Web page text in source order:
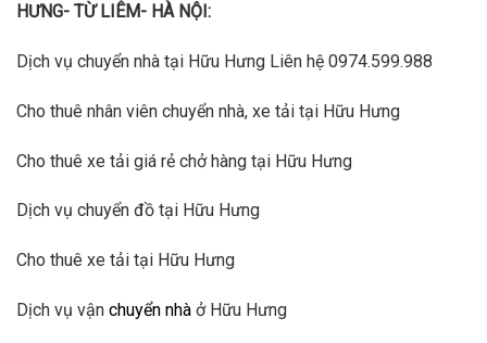
HƯNG- TỪ LIÊM- HÀ NỘI:
Dịch vụ chuyển nhà tại Hữu Hưng Liên hệ 0974.599.988
Cho thuê nhân viên chuyển nhà, xe tải tại Hữu Hưng
Cho thuê xe tải giá rẻ chở hàng tại Hữu Hưng
Dịch vụ chuyển đồ tại Hữu Hưng
Cho thuê xe tải tại Hữu Hưng
Dịch vụ vận chuyển nhà ở Hữu Hưng